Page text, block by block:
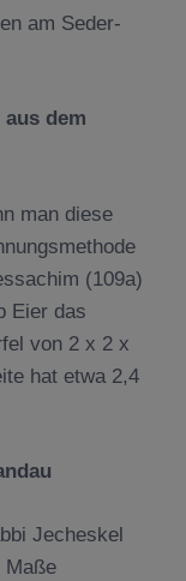
am Seder-
dem
man diese
(109a)
Eier das
von 2 x 2 x
hat etwa 2,4
Jecheskel
Maße